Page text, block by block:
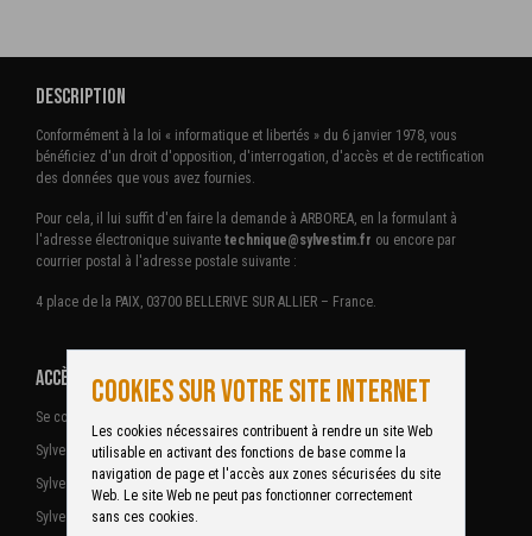
DESCRIPTION
Conformément à la loi « informatique et libertés » du 6 janvier 1978, vous
bénéficiez d'un droit d'opposition, d'interrogation, d'accès et de rectification
des données que vous avez fournies.
Pour cela, il lui suffit d'en faire la demande à ARBOREA, en la formulant à
l'adresse électronique suivante technique@sylvestim.fr ou encore par
courrier postal à l'adresse postale suivante :
4 place de la PAIX, 03700 BELLERIVE SUR ALLIER – France.
ACCÈS RAPIDES
Se connecter
Sylvestim confiance
Sylvestim privilège
Sylvestim premium
Cookies sur votre site internet
Les cookies nécessaires contribuent à rendre un site Web
utilisable en activant des fonctions de base comme la
navigation de page et l'accès aux zones sécurisées du site
Web. Le site Web ne peut pas fonctionner correctement
sans ces cookies.